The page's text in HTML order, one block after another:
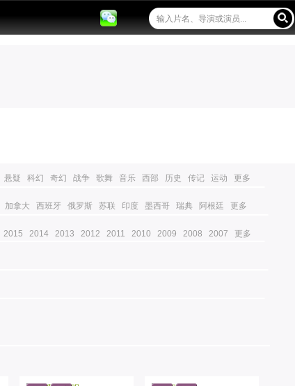
悬疑 科幻 奇幻 战争 歌舞 音乐 西部 历史 传记 运动 更多
加拿大 西班牙 俄罗斯 苏联 印度 墨西哥 瑞典 阿根廷 更多
2015 2014 2013 2012 2011 2010 2009 2008 2007 更多